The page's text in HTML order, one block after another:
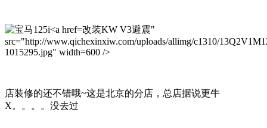
改装KW V3避震"
src="http://www.qichexinxiw.com/uploads/allimg/c1310/
1015295.jpg" width=600 />
店装修的还不错哦~这是北京的分店，总店据说更牛
X。。。。没去过